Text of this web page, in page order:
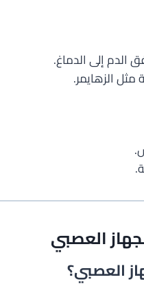
الدم إلى الدماغ.
الزهايمر.
العصبي
العصبي؟